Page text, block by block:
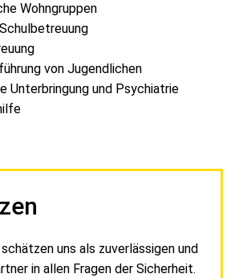
Wohngruppen
von Jugendlichen
Unterbringung und Psychiatrie
uns als zuverlässigen und
in allen Fragen der Sicherheit.